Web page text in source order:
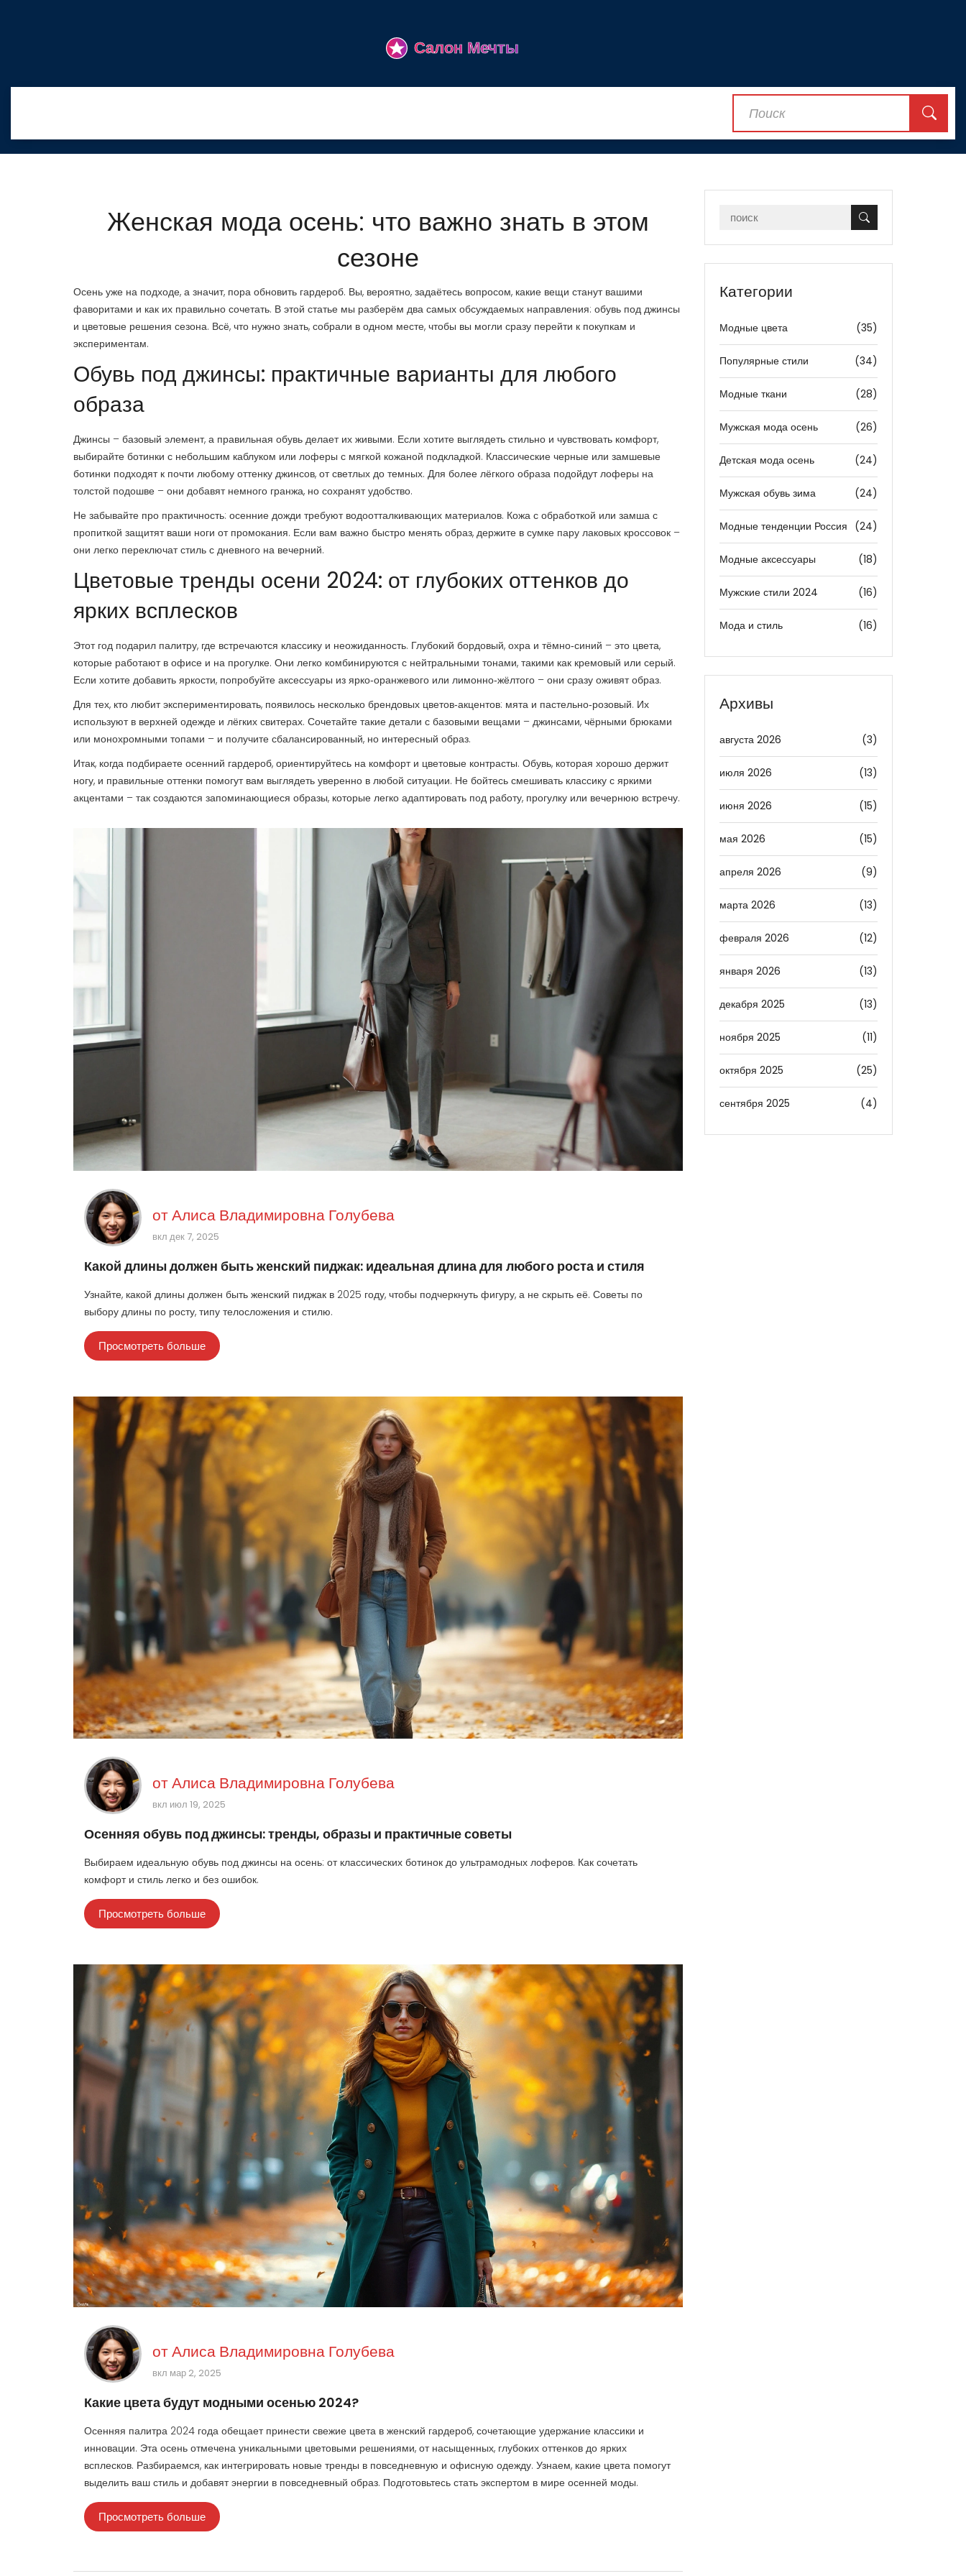
Женская мода осень: что важно знать в этом
сезоне
Осень уже на подходе, а значит, пора обновить гардероб. Вы, вероятно, задаётесь вопросом, какие вещи станут вашими
фаворитами и как их правильно сочетать. В этой статье мы разберём два самых обсуждаемых направления: обувь под джинсы
и цветовые решения сезона. Всё, что нужно знать, собрали в одном месте, чтобы вы могли сразу перейти к покупкам и
экспериментам.
Обувь под джинсы: практичные варианты для любого
образа
Джинсы – базовый элемент, а правильная обувь делает их живыми. Если хотите выглядеть стильно и чувствовать комфорт,
выбирайте ботинки с небольшим каблуком или лоферы с мягкой кожаной подкладкой. Классические черные или замшевые
ботинки подходят к почти любому оттенку джинсов, от светлых до темных. Для более лёгкого образа подойдут лоферы на
толстой подошве – они добавят немного гранжа, но сохранят удобство.
Не забывайте про практичность: осенние дожди требуют водоотталкивающих материалов. Кожа с обработкой или замша с
пропиткой защитят ваши ноги от промокания. Если вам важно быстро менять образ, держите в сумке пару лаковых кроссовок –
они легко переключат стиль с дневного на вечерний.
Цветовые тренды осени 2024: от глубоких оттенков до
ярких всплесков
Этот год подарил палитру, где встречаются классику и неожиданность. Глубокий бордовый, охра и тёмно‑синий – это цвета,
которые работают в офисе и на прогулке. Они легко комбинируются с нейтральными тонами, такими как кремовый или серый.
Если хотите добавить яркости, попробуйте аксессуары из ярко‑оранжевого или лимонно‑жёлтого – они сразу оживят образ.
Для тех, кто любит экспериментировать, появилось несколько брендовых цветов‑акцентов: мята и пастельно‑розовый. Их
используют в верхней одежде и лёгких свитерах. Сочетайте такие детали с базовыми вещами – джинсами, чёрными брюками
или монохромными топами – и получите сбалансированный, но интересный образ.
Итак, когда подбираете осенний гардероб, ориентируйтесь на комфорт и цветовые контрасты. Обувь, которая хорошо держит
ногу, и правильные оттенки помогут вам выглядеть уверенно в любой ситуации. Не бойтесь смешивать классику с яркими
акцентами – так создаются запоминающиеся образы, которые легко адаптировать под работу, прогулку или вечернюю встречу.
отАлиса Владимировна Голубева
вкл дек 7, 2025
Какой длины должен быть женский пиджак: идеальная длина для любого роста и стиля
Узнайте, какой длины должен быть женский пиджак в 2025 году, чтобы подчеркнуть фигуру, а не скрыть её. Советы по
выбору длины по росту, типу телосложения и стилю.
Просмотреть больше
отАлиса Владимировна Голубева
вкл июл 19, 2025
Осенняя обувь под джинсы: тренды, образы и практичные советы
Выбираем идеальную обувь под джинсы на осень: от классических ботинок до ультрамодных лоферов. Как сочетать
комфорт и стиль легко и без ошибок.
Просмотреть больше
отАлиса Владимировна Голубева
вкл мар 2, 2025
Какие цвета будут модными осенью 2024?
Осенняя палитра 2024 года обещает принести свежие цвета в женский гардероб, сочетающие удержание классики и
инновации. Эта осень отмечена уникальными цветовыми решениями, от насыщенных, глубоких оттенков до ярких
всплесков. Разбираемся, как интегрировать новые тренды в повседневную и офисную одежду. Узнаем, какие цвета помогут
выделить ваш стиль и добавят энергии в повседневный образ. Подготовьтесь стать экспертом в мире осенней моды.
Просмотреть больше
Категории
Модные цвета (35)
Популярные стили (34)
Модные ткани (28)
Мужская мода осень (26)
Детская мода осень (24)
Мужская обувь зима (24)
Модные тенденции Россия (24)
Модные аксессуары (18)
Мужские стили 2024 (16)
Мода и стиль (16)
Архивы
августа 2026 (3)
июля 2026 (13)
июня 2026 (15)
мая 2026 (15)
апреля 2026 (9)
марта 2026 (13)
февраля 2026 (12)
января 2026 (13)
декабря 2025 (13)
ноября 2025 (11)
октября 2025 (25)
сентября 2025 (4)